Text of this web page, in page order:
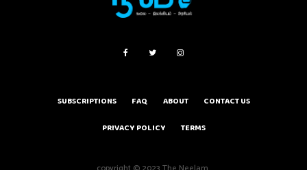
SUBSCRIPTIONS FAQ ABOUT CONTACT US
PRIVACY POLICY TERMS